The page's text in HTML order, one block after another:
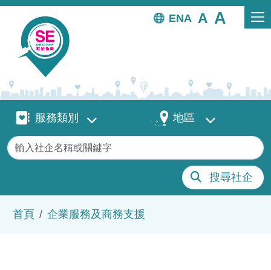
移至主內容
EN
服務類別服務類別 地區 地區
關鍵字
搜尋社企
首頁 企業服務及商務支援